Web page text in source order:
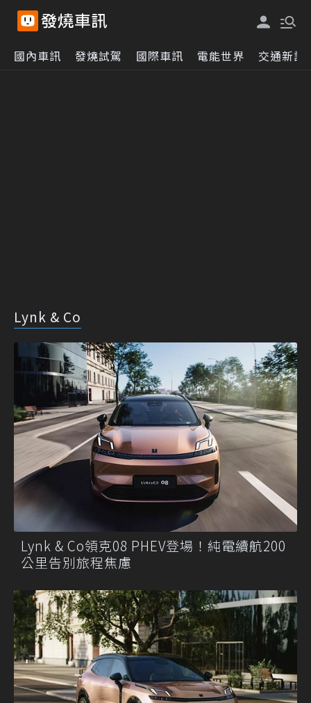
國內車訊 發燒試駕 國際車訊 電能世界 交通新訊
Lynk & Co
Lynk & Co領克08 PHEV登場！純電續航200
公里告別旅程焦慮